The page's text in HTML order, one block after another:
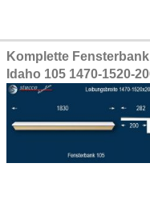
Komplette Fensterbank
Idaho 105 1470-1520-